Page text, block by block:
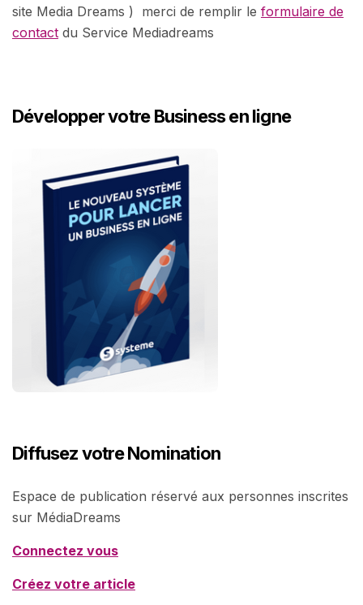
site Media Dreams ) merci de remplir le formulaire de
contact du Service Mediadreams
Développer votre Business en ligne
Diffusez votre Nomination
Espace de publication réservé aux personnes inscrites
sur MédiaDreams
Connectez vous
Créez votre article